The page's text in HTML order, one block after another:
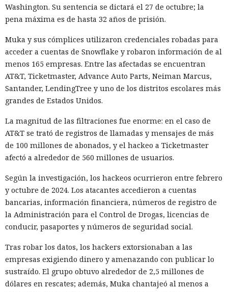
Washington. Su sentencia se dictará el 27 de octubre; la
pena máxima es de hasta 32 años de prisión.
Muka y sus cómplices utilizaron credenciales robadas para
acceder a cuentas de Snowflake y robaron información de al
menos 165 empresas. Entre las afectadas se encuentran
AT&T, Ticketmaster, Advance Auto Parts, Neiman Marcus,
Santander, LendingTree y uno de los distritos escolares más
grandes de Estados Unidos.
La magnitud de las filtraciones fue enorme: en el caso de
AT&T se trató de registros de llamadas y mensajes de más
de 100 millones de abonados, y el hackeo a Ticketmaster
afectó a alrededor de 560 millones de usuarios.
Según la investigación, los hackeos ocurrieron entre febrero
y octubre de 2024. Los atacantes accedieron a cuentas
bancarias, información financiera, números de registro de
la Administración para el Control de Drogas, licencias de
conducir, pasaportes y números de seguridad social.
Tras robar los datos, los hackers extorsionaban a las
empresas exigiendo dinero y amenazando con publicar lo
sustraído. El grupo obtuvo alrededor de 2,5 millones de
dólares en rescates; además, Muka chantajeó al menos a